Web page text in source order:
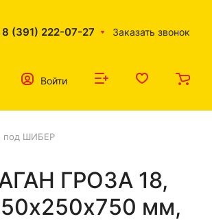
8 (391) 222-07-27 Заказать звонок
Войти
под ШИБЕР
ГРОЗА 18,
мм,